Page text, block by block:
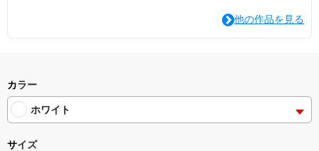
他の作品を見る
カラー
ホワイト
サイズ